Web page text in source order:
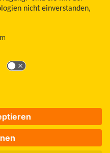
das Erscheinungsbild des Sensors,
Marken und/oder
Unternehmensgruppe in
handelt es sich um Agenturfotos,
mmol/l erhältlich. FreeStyle Libre 3
für die Verwendung mit
Inc., in den USA und anderen
Apple Inc. Google Play und das